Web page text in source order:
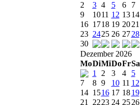
2
3 4 5 6 7
9
1011 12 13 14
16 1718 19 20 21
23 2425 26 27 28
30
Dezember 2026
MoDiMiDoFrSa
1
2 3 4 5
7
8 9 10 11 12
14 1516 17 18 19
21
2223 24 25 26